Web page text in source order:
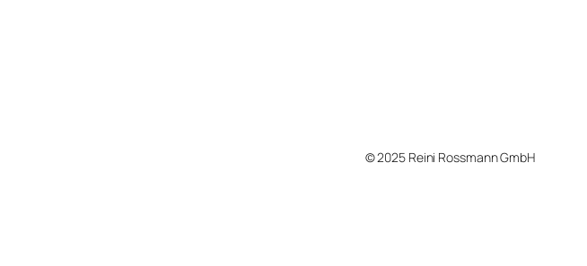
© 2025 Reini Rossmann GmbH